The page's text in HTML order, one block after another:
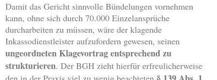
Damit das Gericht sinnvolle Bündelungen vornehmen
kann, ohne sich durch 70.000 Einzelansprüche
durcharbeiten zu müssen, wäre der klagende
Inkassodienstleister aufzufordern gewesen, seinen
ungeordneten Klagevortrag entsprechend zu
strukturieren. Der BGH zieht hierfür erfreulicherweise